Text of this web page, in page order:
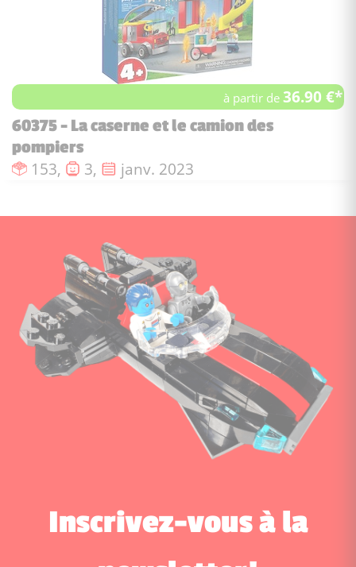
à partir de36.90 €*
60375 - La caserne et le camion des
pompiers
Nombre de pièces :
153, Nombre de figurines :
3, Date de sortie :
janv. 2023
Inscrivez-vous à la